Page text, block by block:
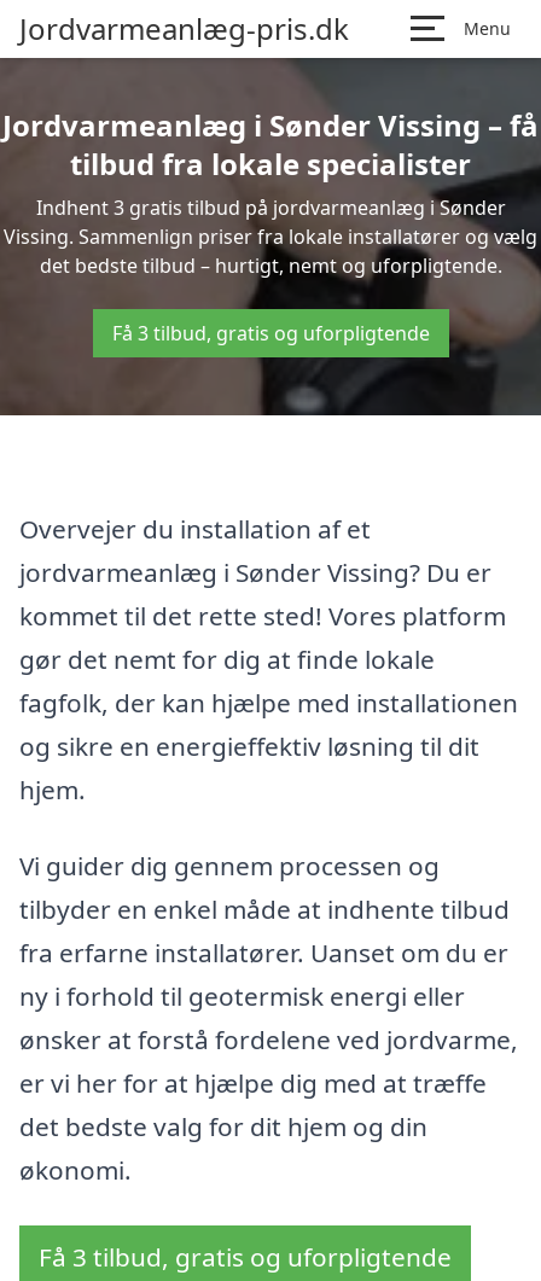
Jordvarmeanlæg-pris.dk Menu
Jordvarmeanlæg i Sønder Vissing – få
tilbud fra lokale specialister
Indhent 3 gratis tilbud på jordvarmeanlæg i Sønder
Vissing. Sammenlign priser fra lokale installatører og vælg
det bedste tilbud – hurtigt, nemt og uforpligtende.
Få 3 tilbud, gratis og uforpligtende
Overvejer du installation af et
jordvarmeanlæg i Sønder Vissing? Du er
kommet til det rette sted! Vores platform
gør det nemt for dig at finde lokale
fagfolk, der kan hjælpe med installationen
og sikre en energieffektiv løsning til dit
hjem.
Vi guider dig gennem processen og
tilbyder en enkel måde at indhente tilbud
fra erfarne installatører. Uanset om du er
ny i forhold til geotermisk energi eller
ønsker at forstå fordelene ved jordvarme,
er vi her for at hjælpe dig med at træffe
det bedste valg for dit hjem og din
økonomi.
Få 3 tilbud, gratis og uforpligtende